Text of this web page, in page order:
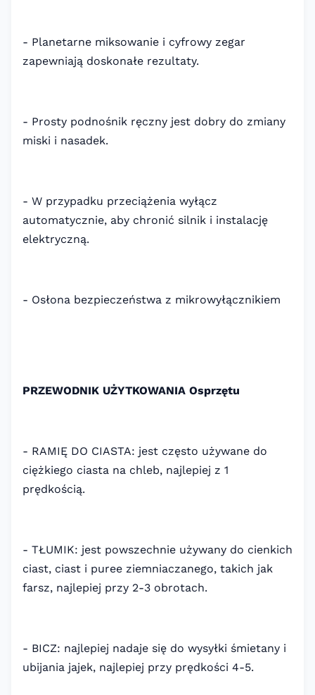
- Planetarne miksowanie i cyfrowy zegar
zapewniają doskonałe rezultaty.
- Prosty podnośnik ręczny jest dobry do zmiany
miski i nasadek.
- W przypadku przeciążenia wyłącz
automatycznie, aby chronić silnik i instalację
elektryczną.
- Osłona bezpieczeństwa z mikrowyłącznikiem
PRZEWODNIK UŻYTKOWANIA Osprzętu
- RAMIĘ DO CIASTA: jest często używane do
ciężkiego ciasta na chleb, najlepiej z 1
prędkością.
- TŁUMIK: jest powszechnie używany do cienkich
ciast, ciast i puree ziemniaczanego, takich jak
farsz, najlepiej przy 2-3 obrotach.
- BICZ: najlepiej nadaje się do wysyłki śmietany i
ubijania jajek, najlepiej przy prędkości 4-5.